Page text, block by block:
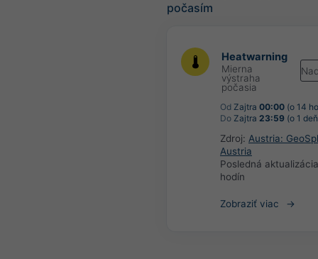
počasím
Heatwarning
Mierna
výstraha
počasia
Od Zajtra 00:00 (o 14
Do Zajtra 23:59 (o 1
Zdroj: Austria:
Austria
Posledná
hodín
Zobraziť viac